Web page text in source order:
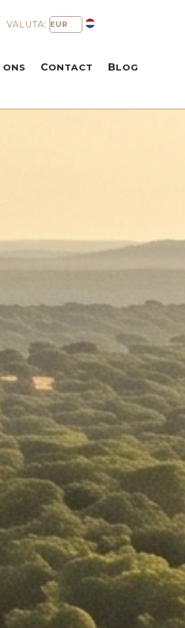
VALUTA:
ONS CONTACT BLOG